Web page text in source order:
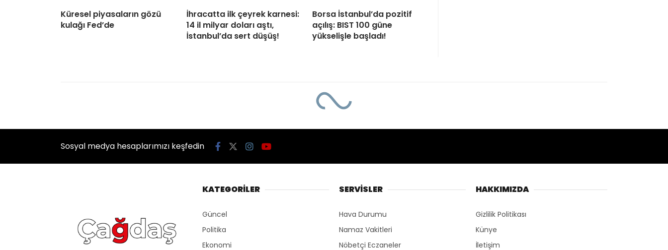
Küresel piyasaların gözü
kulağı Fed’de
İhracatta ilk çeyrek karnesi:
14 il milyar doları aştı,
İstanbul’da sert düşüş!
Borsa İstanbul’da pozitif
açılış: BIST 100 güne
yükselişle başladı!
Sosyal medya hesaplarımızı keşfedin
KATEGORİLER
Güncel
Politika
Ekonomi
SERVİSLER
Hava Durumu
Namaz Vakitleri
Nöbetçi Eczaneler
HAKKIMIZDA
Gizlilik Politikası
Künye
İletişim